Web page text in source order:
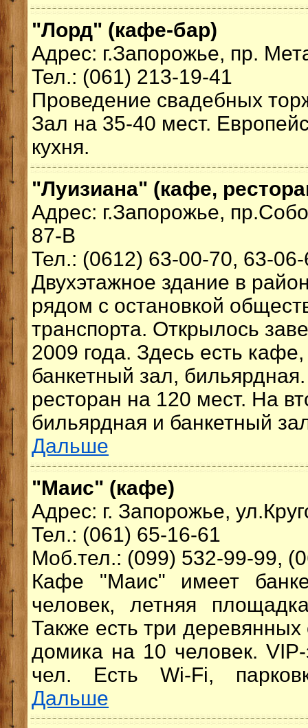
"Лорд" (кафе-бар)
Адрес: г.Запорожье, пр.
Тел.: (061) 213-19-41
Проведение свадебных
Зал на 35-40 мест.
кухня.
"Луизиана" (кафе,
Адрес: г.Запорожье,
87-В
Тел.: (0612) 63-00-70, 63-
Двухэтажное здание в
рядом с остановкой
транспорта. Открылось
2009 года. Здесь есть
банкетный зал,
ресторан на 120 мест. На
бильярдная и банкетный
Дальше
"Маис" (кафе)
Адрес: г. Запорожье,
Тел.: (061) 65-16-61
Моб.тел.: (099) 532-99-99,
Кафе "Маис" имеет
человек, летняя
Также есть три
домика на 10 человек.
чел. Есть Wi-Fi,
Дальше